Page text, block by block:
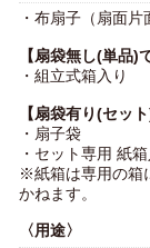
・布扇子（扇面片
【扇袋無し(単品)
・組立式箱入り
【扇袋有り(セッ
・扇子袋
・セット専用 紙箱
※紙箱は専用の箱
かねます。
〈用途〉